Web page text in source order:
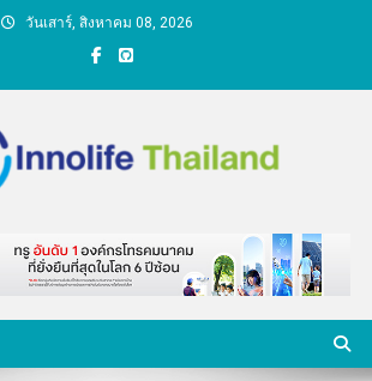
วันเสาร์, สิงหาคม 08, 2026
บความคิด ชีวิตกับ
นวัตกรรม